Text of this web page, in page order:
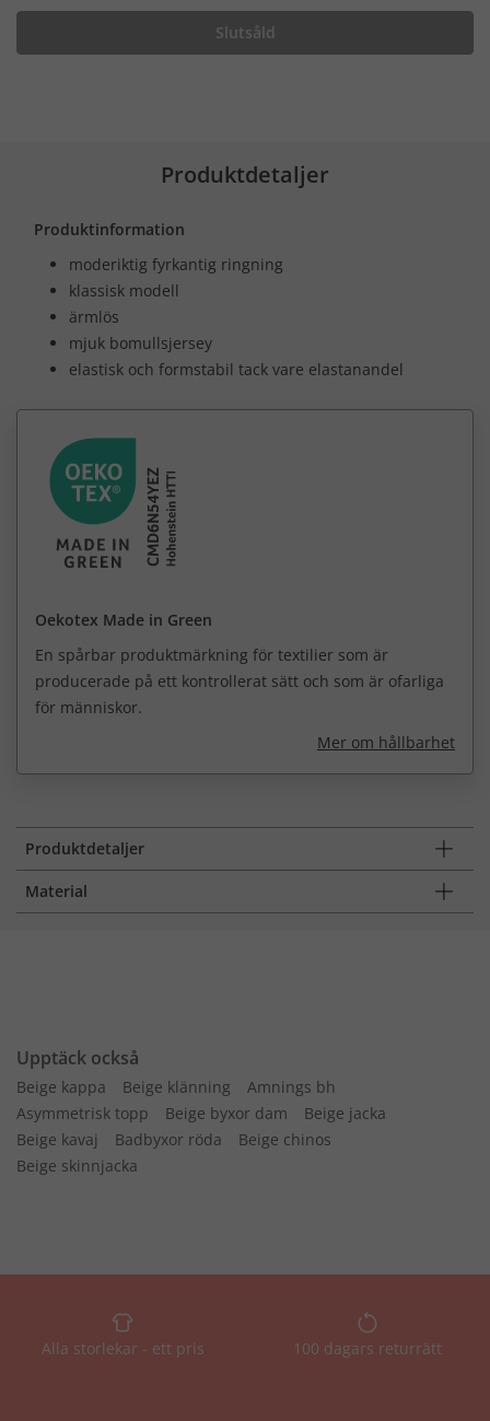
Slutsåld
Produktdetaljer
Produktinformation
moderiktig fyrkantig ringning
klassisk modell
ärmlös
mjuk bomullsjersey
elastisk och formstabil tack vare elastanandel
Oekotex Made in Green
En spårbar produktmärkning för textilier som är
producerade på ett kontrollerat sätt och som är ofarliga
för människor.
Mer om hållbarhet
Produktdetaljer
Material
Upptäck också
Beige kappa Beige klänning
Amnings bh
Asymmetrisk topp
Beige byxor dam
Beige jacka
Beige kavaj
Badbyxor röda
Beige chinos
Beige skinnjacka
Alla storlekar - ett pris 100 dagars returrätt